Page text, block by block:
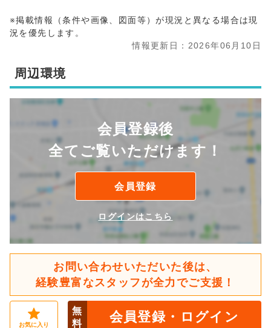
※掲載情報（条件や画像、図面等）が現況と異なる場合は現
況を優先します。
情報更新日：2026年06月10日
周辺環境
会員登録後
全てご覧いただけます！
会員登録
ログインはこちら
お問い合わせいただいた後は、
経験豊富なスタッフが全力でご支援！
お気に入り
無
料
会員登録・ログイン